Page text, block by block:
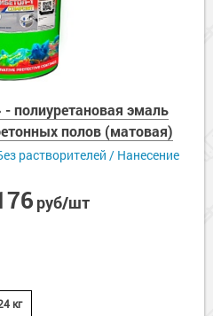
- полиуретановая эмаль
полов (матовая)
растворителей / Нанесение
руб/шт
кг